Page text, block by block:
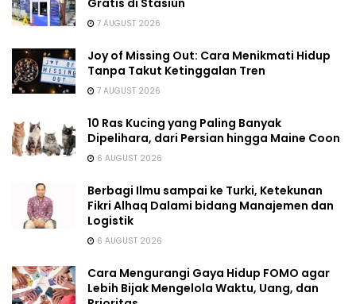
Gratis di Stasiun
7 AUGUST 2026
Joy of Missing Out: Cara Menikmati Hidup
Tanpa Takut Ketinggalan Tren
7 AUGUST 2026
10 Ras Kucing yang Paling Banyak
Dipelihara, dari Persian hingga Maine Coon
6 AUGUST 2026
Berbagi Ilmu sampai ke Turki, Ketekunan
Fikri Alhaq Dalami bidang Manajemen dan
Logistik
6 AUGUST 2026
Cara Mengurangi Gaya Hidup FOMO agar
Lebih Bijak Mengelola Waktu, Uang, dan